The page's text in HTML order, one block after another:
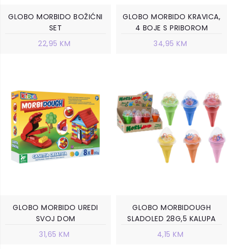
GLOBO MORBIDO BOŽIĆNI
SET
22,95 KM
GLOBO MORBIDO KRAVICA,
4 BOJE S PRIBOROM
34,95 KM
GLOBO MORBIDO UREDI
SVOJ DOM
31,65 KM
GLOBO MORBIDOUGH
SLADOLED 28G,5 KALUPA
4,15 KM